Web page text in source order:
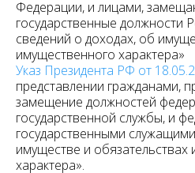
Федерации, и лицами,
государственные должности
сведений о доходах, об
имущественного характера»
Указ Президента РФ от
представлении гражданами,
замещение должностей
государственной службы, и
государственными
имуществе и обязательствах
характера».